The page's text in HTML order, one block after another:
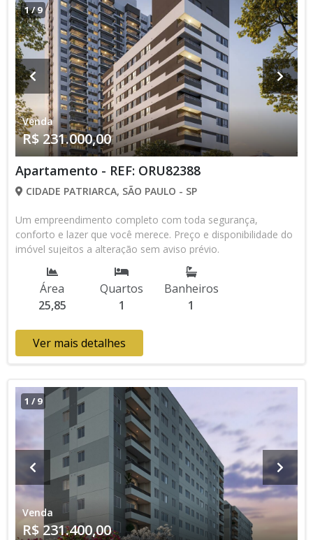
1/9
Venda
R$ 231.000,00
Apartamento - REF: ORU82388
CIDADE PATRIARCA, SÃO PAULO - SP
Um empreendimento completo com toda segurança,
conforto e lazer que você merece. Preço e disponibilidade do
imóvel sujeitos a alteração sem aviso prévio.
Área
25,85
Quartos
1
Banheiros
1
Ver mais detalhes
1 /9
Venda
R$ 231.400,00